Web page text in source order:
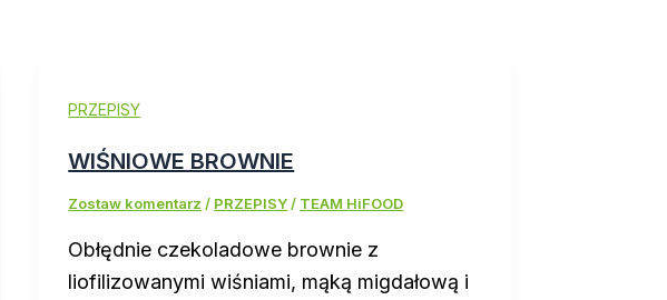
PRZEPISY
WIŚNIOWE BROWNIE
Zostaw komentarz / PRZEPISY / TEAM HiFOOD
Obłędnie czekoladowe brownie z
liofilizowanymi wiśniami, mąką migdałową i